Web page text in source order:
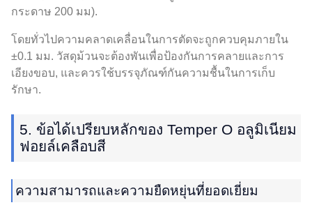
กระดาษ 200 มม).
โดยทั่วไปความคลาดเคลื่อนในการตัดจะถูกควบคุมภายใน
±0.1 มม. วัสดุม้วนจะต้องพันเพื่อป้องกันการคลายและการ
เอียงขอบ, และควรใช้บรรจุภัณฑ์กันความชื้นในการเก็บ
รักษา.
5. ข้อได้เปรียบหลักของ Temper O อลูมิเนียม
ฟอยล์เคลือบสี
ความสามารถและความยืดหยุ่นที่ยอดเยี่ยม